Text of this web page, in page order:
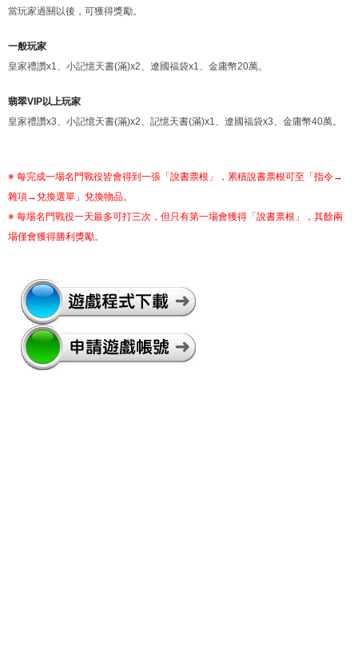
當玩家過關以後，可獲得獎勵。
一般玩家
皇家禮讚x1、小記憶天書(滿)x2、遼國福袋x1、金庸幣20萬。
翡翠VIP以上玩家
皇家禮讚x3、小記憶天書(滿)x2、記憶天書(滿)x1、遼國福袋x3、金庸幣40萬。
※ 每完成一場名門戰役皆會得到一張「說書票根」，累積說書票根可至「指令→
雜項→兌換選單」兌換物品。
※ 每場名門戰役一天最多可打三次，但只有第一場會獲得「說書票根」，其餘兩
場僅會獲得勝利獎勵。